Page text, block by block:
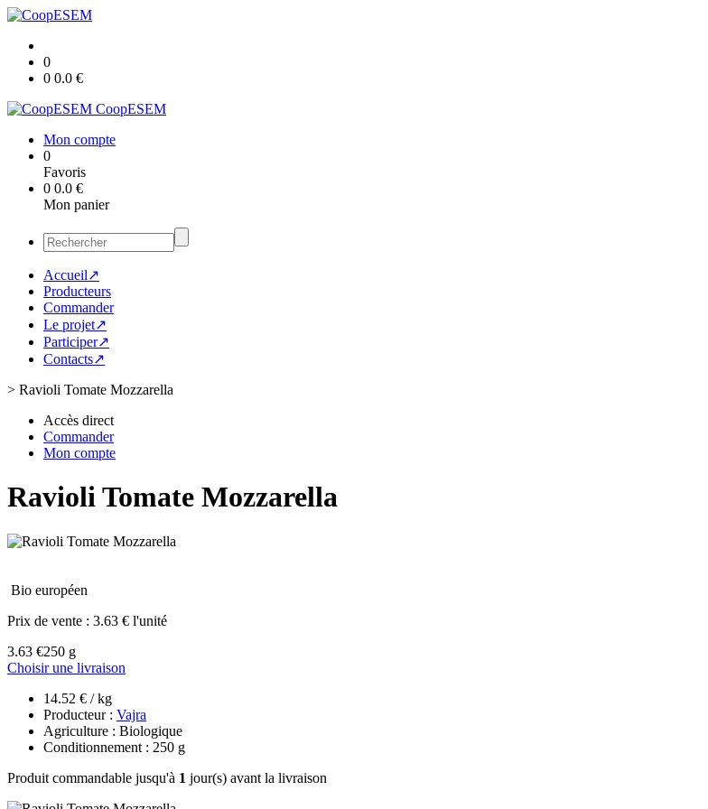
0
0 0.0 €
CoopESEM
Mon compte
0
Favoris
0 0.0 €
Mon panier
Accueil↗
Producteurs
Commander
Le projet↗
Participer↗
Contacts↗
> Ravioli Tomate Mozzarella
Accès direct
Commander
Mon compte
Ravioli Tomate Mozzarella
Bio européen
Prix de vente : 3.63 € l'unité
3.63 €250 g
Choisir une livraison
14.52 € / kg
Producteur : Vajra
Agriculture : Biologique
Conditionnement : 250 g
Produit commandable jusqu'à 1 jour(s) avant la livraison